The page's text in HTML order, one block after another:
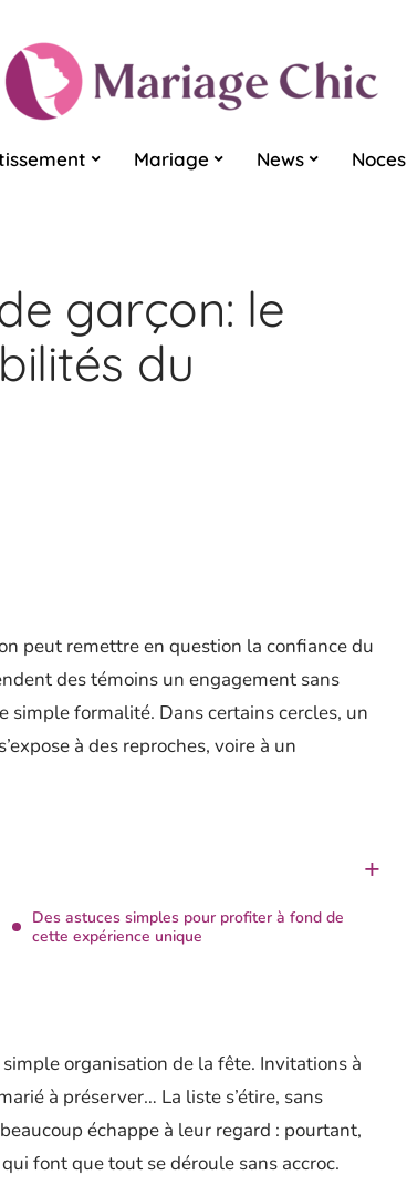
Mariage News Noces
garçon: le
du
peut remettre en question la confiance du
des témoins un engagement sans
simple formalité. Dans certains cercles, un
à des reproches, voire à un
Des astuces simples pour profiter à fond de
cette expérience unique
organisation de la fête. Invitations à
à préserver… La liste s’étire, sans
échappe à leur regard : pourtant,
font que tout se déroule sans accroc.